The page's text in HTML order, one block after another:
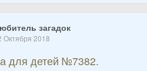
загадок
Октября 2018
для детей №7382.